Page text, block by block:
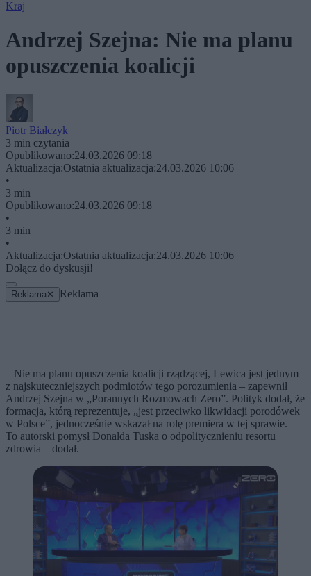
Kraj
Andrzej Szejna: Nie ma planu
opuszczenia koalicji
Piotr Białczyk
3 min czytania
Opublikowano:24.03.2026 09:18
Aktualizacja:Ostatnia aktualizacja:24.03.2026 10:06
•
3 min
Opublikowano:24.03.2026 09:18
•
3 min
•
Aktualizacja:Ostatnia aktualizacja:24.03.2026 10:06
Dołącz do dyskusji!
Reklama ✕ Reklama
– Nie ma planu opuszczenia koalicji rządzącej, Lewica jest jednym
z najskuteczniejszych podmiotów tego porozumienia – zapewnił
Andrzej Szejna w „Porannych Rozmowach Zero”. Polityk dodał, że
formacja, którą reprezentuje, „jest przeciwko likwidacji porodówek
w Polsce”, jednocześnie wskazał na rolę premiera w tej sprawie. –
To autorski pomysł Donalda Tuska o odpolitycznieniu resortu
zdrowia – dodał.